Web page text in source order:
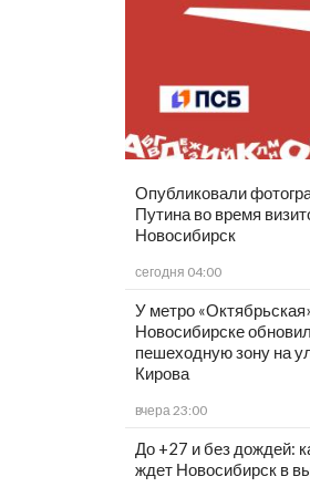
Опубликовали
Путина во время
Новосибирск
сегодня 04:00
У метро
Новосибирске
пешеходную зону на
Кирова
вчера 23:00
До +27 и без дождей:
ждет Новосибирск в